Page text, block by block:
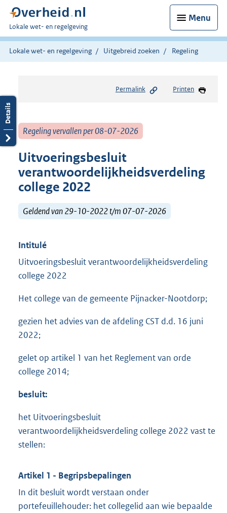
Menu
U
bent
hier:
Lokale wet- en regelgeving
Lokale wet- en regelgeving Uitgebreid zoeken Regeling
Permalink Printen
Regeling vervallen per 08-07-2026
Uitvoeringsbesluit
verantwoordelijkheidsverdeling
college 2022
Geldend van 29-10-2022 t/m 07-07-2026
Intitulé
Uitvoeringsbesluit verantwoordelijkheidsverdeling
college 2022
Het college van de gemeente Pijnacker-Nootdorp;
gezien het advies van de afdeling CST d.d. 16 juni
2022;
gelet op artikel 1 van het Reglement van orde
college 2014;
besluit:
het Uitvoeringsbesluit
verantwoordelijkheidsverdeling college 2022 vast te
stellen:
Artikel 1 - Begripsbepalingen
In dit besluit wordt verstaan onder
portefeuillehouder: het collegelid aan wie bepaalde